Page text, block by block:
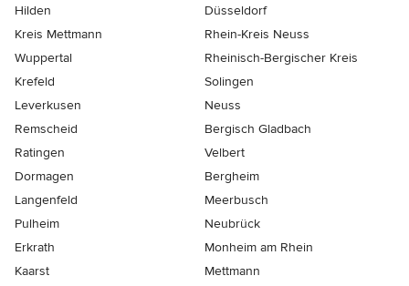
Hilden
Düsseldorf
Kreis Mettmann
Rhein-Kreis Neuss
Wuppertal
Rheinisch-Bergischer Kreis
Krefeld
Solingen
Leverkusen
Neuss
Remscheid
Bergisch Gladbach
Ratingen
Velbert
Dormagen
Bergheim
Langenfeld
Meerbusch
Pulheim
Neubrück
Erkrath
Monheim am Rhein
Kaarst
Mettmann